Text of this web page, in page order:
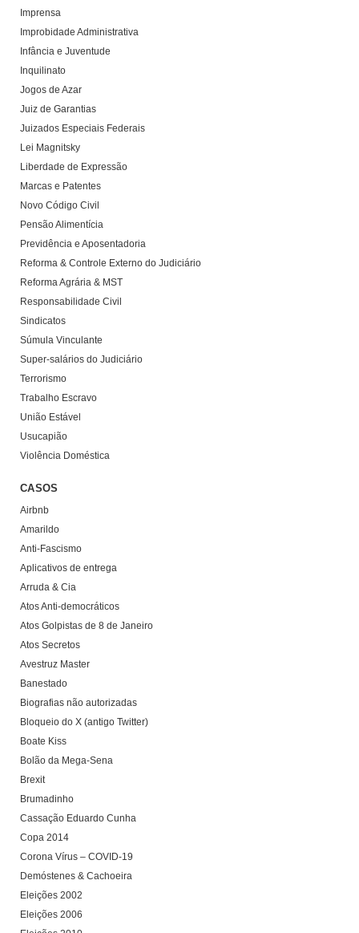
Imprensa
Improbidade Administrativa
Infância e Juventude
Inquilinato
Jogos de Azar
Juiz de Garantias
Juizados Especiais Federais
Lei Magnitsky
Liberdade de Expressão
Marcas e Patentes
Novo Código Civil
Pensão Alimentícia
Previdência e Aposentadoria
Reforma & Controle Externo do Judiciário
Reforma Agrária & MST
Responsabilidade Civil
Sindicatos
Súmula Vinculante
Super-salários do Judiciário
Terrorismo
Trabalho Escravo
União Estável
Usucapião
Violência Doméstica
CASOS
Airbnb
Amarildo
Anti-Fascismo
Aplicativos de entrega
Arruda & Cia
Atos Anti-democráticos
Atos Golpistas de 8 de Janeiro
Atos Secretos
Avestruz Master
Banestado
Biografias não autorizadas
Bloqueio do X (antigo Twitter)
Boate Kiss
Bolão da Mega-Sena
Brexit
Brumadinho
Cassação Eduardo Cunha
Copa 2014
Corona Vírus – COVID-19
Demóstenes & Cachoeira
Eleições 2002
Eleições 2006